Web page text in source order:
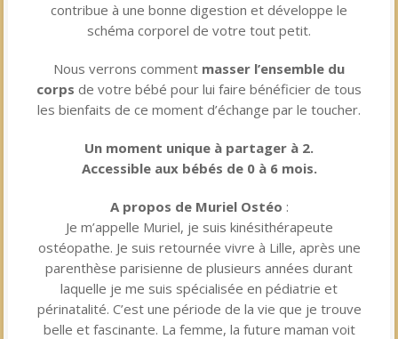
contribue à une bonne digestion et développe le
schéma corporel de votre tout petit.
Nous verrons comment masser l’ensemble du
corps de votre bébé pour lui faire bénéficier de tous
les bienfaits de ce moment d’échange par le toucher.
Un moment unique à partager à 2.
Accessible aux bébés de 0 à 6 mois.
A propos de Muriel Ostéo :
Je m’appelle Muriel, je suis kinésithérapeute
ostéopathe. Je suis retournée vivre à Lille, après une
parenthèse parisienne de plusieurs années durant
laquelle je me suis spécialisée en pédiatrie et
périnatalité. C’est une période de la vie que je trouve
belle et fascinante. La femme, la future maman voit